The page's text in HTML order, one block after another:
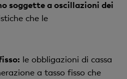
soggette a oscillazioni dei
che le
le obbligazioni di cassa
a tasso fisso che